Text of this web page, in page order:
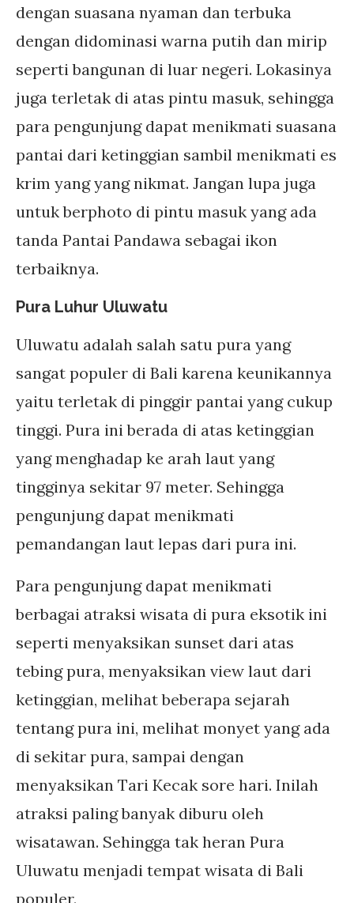
dengan suasana nyaman dan terbuka
dengan didominasi warna putih dan mirip
seperti bangunan di luar negeri. Lokasinya
juga terletak di atas pintu masuk, sehingga
para pengunjung dapat menikmati suasana
pantai dari ketinggian sambil menikmati es
krim yang yang nikmat. Jangan lupa juga
untuk berphoto di pintu masuk yang ada
tanda Pantai Pandawa sebagai ikon
terbaiknya.
Pura Luhur Uluwatu
Uluwatu adalah salah satu pura yang
sangat populer di Bali karena keunikannya
yaitu terletak di pinggir pantai yang cukup
tinggi. Pura ini berada di atas ketinggian
yang menghadap ke arah laut yang
tingginya sekitar 97 meter. Sehingga
pengunjung dapat menikmati
pemandangan laut lepas dari pura ini.
Para pengunjung dapat menikmati
berbagai atraksi wisata di pura eksotik ini
seperti menyaksikan sunset dari atas
tebing pura, menyaksikan view laut dari
ketinggian, melihat beberapa sejarah
tentang pura ini, melihat monyet yang ada
di sekitar pura, sampai dengan
menyaksikan Tari Kecak sore hari. Inilah
atraksi paling banyak diburu oleh
wisatawan. Sehingga tak heran Pura
Uluwatu menjadi tempat wisata di Bali
populer.